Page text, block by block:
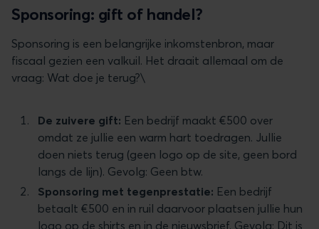
Sponsoring: gift of handel?
Sponsoring is een belangrijke inkomstenbron, maar
fiscaal gezien een valkuil. Het draait allemaal om de
vraag: Wat doe je terug?\
De zuivere gift: Een bedrijf maakt €500 over
omdat ze jullie een warm hart toedragen. Jullie
doen niets terug (geen logo op de site, geen bord
langs de lijn). Gevolg: Geen btw.
Sponsoring met tegenprestatie: Een bedrijf
betaalt €500 en in ruil daarvoor plaatsen jullie hun
logo op de shirts en in de nieuwsbrief. Gevolg: Dit is